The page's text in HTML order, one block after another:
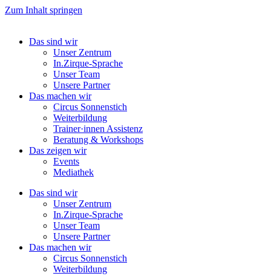
Zum Inhalt springen
Das sind wir
Unser Zentrum
In.Zirque-Sprache
Unser Team
Unsere Partner
Das machen wir
Circus Sonnenstich
Weiterbildung
Trainer·innen Assistenz
Beratung & Workshops
Das zeigen wir
Events
Mediathek
Das sind wir
Unser Zentrum
In.Zirque-Sprache
Unser Team
Unsere Partner
Das machen wir
Circus Sonnenstich
Weiterbildung